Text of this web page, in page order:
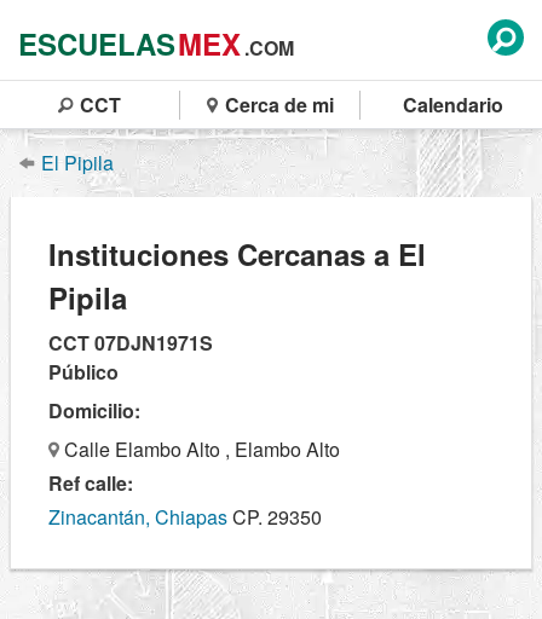
ESCUELASMEX.COM
CCT Cerca de mi Calendario
El Pipila
Instituciones Cercanas a El
Pipila
CCT 07DJN1971S
Público
Domicilio:
Calle Elambo Alto , Elambo Alto
Ref calle:
Zinacantán, ChiapasCP. 29350